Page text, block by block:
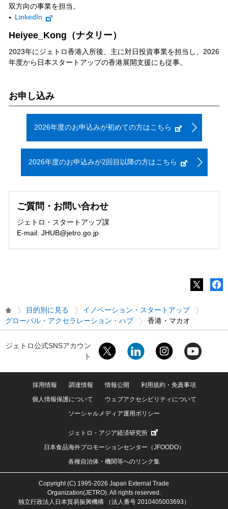
双方向の事業を担当。
LinkedIn
Heiyee_Kong（ナタリー）
2023年にジェトロ香港入所後、主に対日投資事業を担当し、2026
年度から日本スタートアップの香港展開支援にも従事。
お申し込み
2026年度のお申込みが初めての方はこちら
2026年度のお申込みが2回目以降の方はこちら
ご質問・お問い合わせ
ジェトロ・スタートアップ課
E-mail: JHUB@jetro.go.jp
目的別に見る
イノベーション・スタートアップ
グローバル・アクセラレーション・ハブ
香港・マカオ
ジェトロ公式SNSアカウン
ト
採用情報 調達情報 情報公開
利用規約・免責事項
個人情報保護について
ウェブアクセシビリティについて
ソーシャルメディア運用ポリシー
ジェトロ・アジア経済研究所
日本食品海外プロモーションセンター（JFOODO）
各種自治体・機関等へのリンク集
Copyright (C) 1995-2026 Japan External Trade
Organization(JETRO). All rights reserved.
独立行政法人日本貿易振興機構 （法人番号 2010405003693）